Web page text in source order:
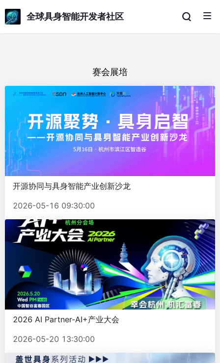
全球具身智能开发者社区
赛会展培
开源协同与具身智能产业创新沙龙
2026-05-16 09:30:00
2026 AI Partner-AI+产业大会
2026-05-20 13:30:00